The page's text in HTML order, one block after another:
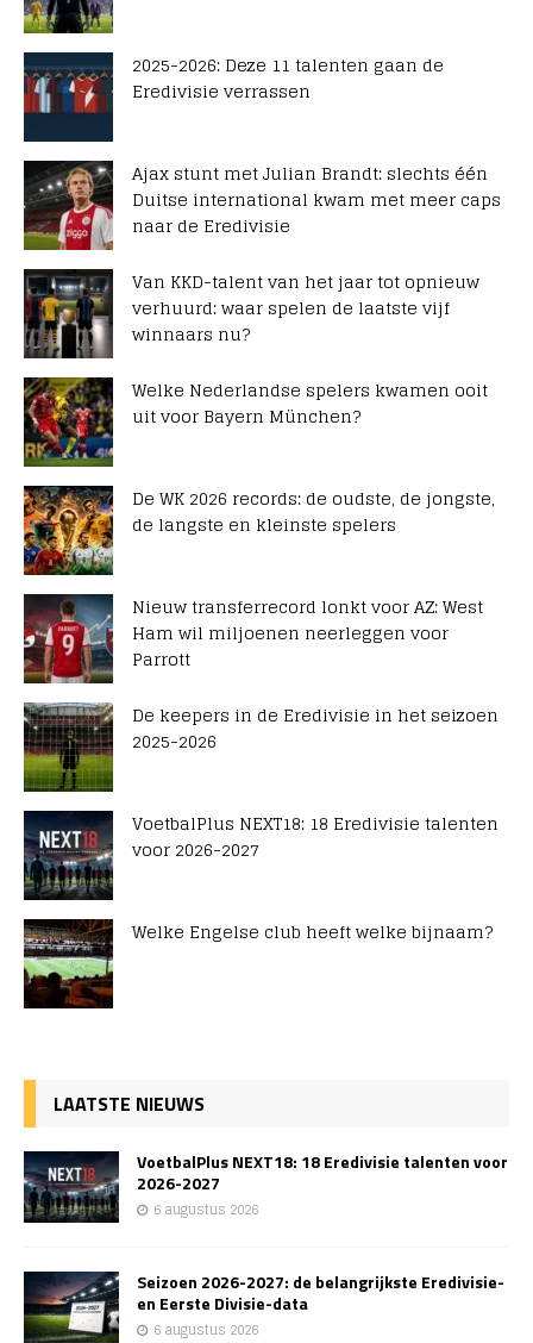
2025-2026: Deze 11 talenten gaan de
Eredivisie verrassen
Ajax stunt met Julian Brandt: slechts één
Duitse international kwam met meer caps
naar de Eredivisie
Van KKD-talent van het jaar tot opnieuw
verhuurd: waar spelen de laatste vijf
winnaars nu?
Welke Nederlandse spelers kwamen ooit
uit voor Bayern München?
De WK 2026 records: de oudste, de jongste,
de langste en kleinste spelers
Nieuw transferrecord lonkt voor AZ: West
Ham wil miljoenen neerleggen voor
Parrott
De keepers in de Eredivisie in het seizoen
2025-2026
VoetbalPlus NEXT18: 18 Eredivisie talenten
voor 2026-2027
Welke Engelse club heeft welke bijnaam?
LAATSTE NIEUWS
VoetbalPlus NEXT18: 18 Eredivisie talenten voor
2026-2027
6 augustus 2026
Seizoen 2026-2027: de belangrijkste Eredivisie-
en Eerste Divisie-data
6 augustus 2026